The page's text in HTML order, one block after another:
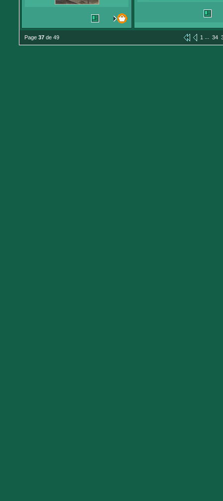
Page 37 de 49 1 ... 34